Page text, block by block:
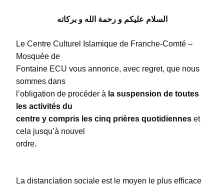
السلام عليكم و رحمة الله و بركاته
Le Centre Culturel Islamique de Franche-Comté –
Mosquée de
Fontaine ECU vous annonce, avec regret, que nous
sommes dans
l’obligation de procéder à la suspension de toutes
les activités du
centre y compris les cinq prières quotidiennes et
cela jusqu’à nouvel
ordre.
La distanciation sociale est le moyen le plus efficace